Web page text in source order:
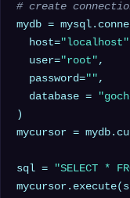
# create
mydb =
  host=
"localhost"
  user=
"root" ,
  password=
"" ,
  database =
)
mycursor =
sql =
"SELECT *